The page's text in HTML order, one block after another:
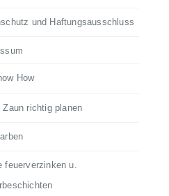
und Haftungsausschluss
How
Zaun richtig planen
feuerverzinken u.